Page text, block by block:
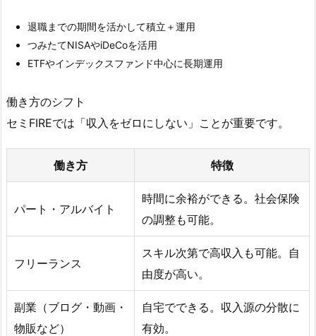
退職までの期間を活かして積立＋運用
つみたてNISAやiDeCoを活用
ETFやインデックスファンド中心に長期運用
働き方のシフト
セミFIREでは「収入をゼロにしない」ことが重要です。
働き方 特徴
パート・アルバイト
時間に余裕ができる。社会保険
の調整も可能。
フリーランス
スキル次第で高収入も可能。自
由度が高い。
副業（ブログ・動画・
物販など）
自宅でできる。収入源の分散に
有効。